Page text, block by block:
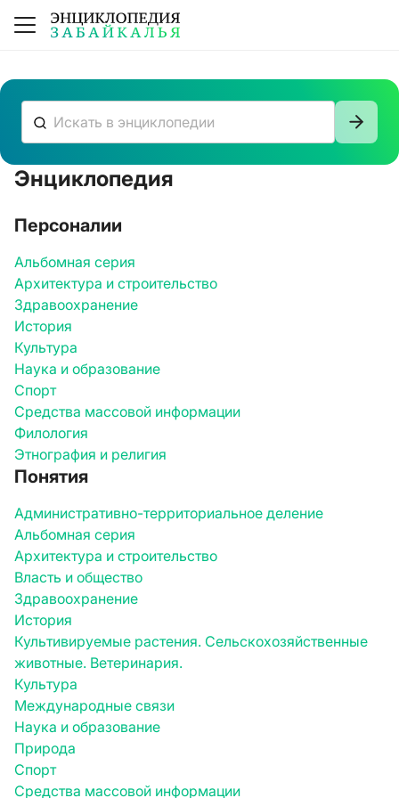
К сожалению, ничего не нашлось
Энциклопедия
Персоналии
Альбомная серия
Архитектура и строительство
Здравоохранение
История
Культура
Наука и образование
Спорт
Средства массовой информации
Филология
Этнография и религия
Понятия
Административно-территориальное деление
Альбомная серия
Архитектура и строительство
Власть и общество
Здравоохранение
История
Культивируемые растения. Сельскохозяйственные
животные. Ветеринария.
Культура
Международные связи
Наука и образование
Природа
Спорт
Средства массовой информации